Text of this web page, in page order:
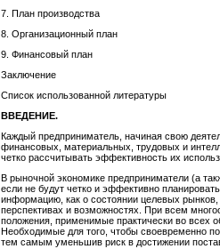
7. План производства
8. Организационный план
9. Финансовый план
Заключение
Список использованной литературы
ВВЕДЕНИЕ.
Каждый предприниматель, начиная свою
финансовых, материальных, трудовых и
четко рассчитывать эффективность их
В рыночной экономике предприниматели (а
если не будут четко и эффективно
информацию, как о состоянии целевых
перспективах и возможностях. При всем
положения, применимые практически во всех
Необходимые для того, чтобы своевременно
тем самым уменьшив риск в достижении